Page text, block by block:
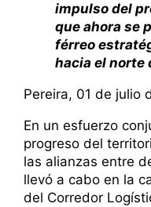
impulso del
que ahora se
férreo
hacia el norte
Pereira, 01 de julio
En un esfuerzo
progreso del
las alianzas entre
llevó a cabo en la
del Corredor